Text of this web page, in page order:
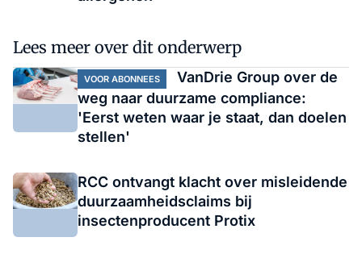
Lees meer over dit onderwerp
VOOR ABONNEES
VanDrie Group over de
weg naar duurzame compliance:
'Eerst weten waar je staat, dan doelen
stellen'
RCC ontvangt klacht over misleidende
duurzaamheidsclaims bij
insectenproducent Protix